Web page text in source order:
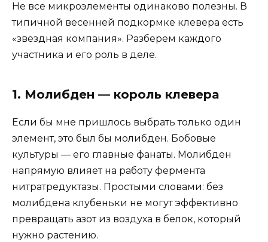
Не все микроэлементы одинаково полезны. В
типичной весенней подкормке клевера есть
«звездная компания». Разберем каждого
участника и его роль в деле.
1. Молибден — король клевера
Если бы мне пришлось выбрать только один
элемент, это был бы молибден. Бобовые
культуры — его главные фанаты. Молибден
напрямую влияет на работу фермента
нитратредуктазы. Простыми словами: без
молибдена клубеньки не могут эффективно
превращать азот из воздуха в белок, который
нужно растению.